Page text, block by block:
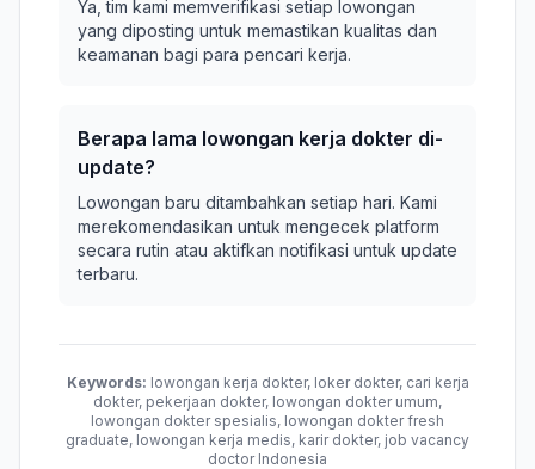
Ya, tim kami memverifikasi setiap lowongan
yang diposting untuk memastikan kualitas dan
keamanan bagi para pencari kerja.
Berapa lama lowongan kerja dokter di-
update?
Lowongan baru ditambahkan setiap hari. Kami
merekomendasikan untuk mengecek platform
secara rutin atau aktifkan notifikasi untuk update
terbaru.
Keywords: lowongan kerja dokter, loker dokter, cari kerja
dokter, pekerjaan dokter, lowongan dokter umum,
lowongan dokter spesialis, lowongan dokter fresh
graduate, lowongan kerja medis, karir dokter, job vacancy
doctor Indonesia